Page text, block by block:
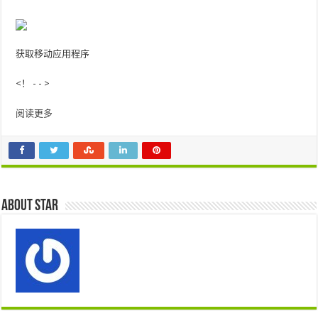
获取移动应用程序
<！ - - >
阅读更多
About star